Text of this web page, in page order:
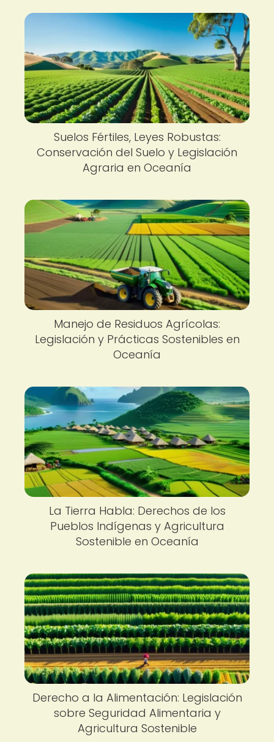
Suelos Fértiles, Leyes Robustas:
Conservación del Suelo y Legislación
Agraria en Oceanía
Manejo de Residuos Agrícolas:
Legislación y Prácticas Sostenibles en
Oceanía
La Tierra Habla: Derechos de los
Pueblos Indígenas y Agricultura
Sostenible en Oceanía
Derecho a la Alimentación: Legislación
sobre Seguridad Alimentaria y
Agricultura Sostenible